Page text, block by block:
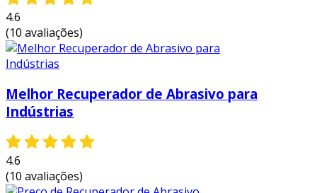
4.6
(10 avaliações)
Melhor Recuperador de Abrasivo para
Indústrias
4.6
(10 avaliações)